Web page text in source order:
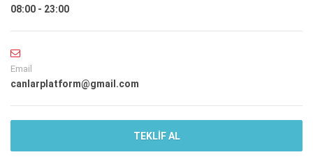
08:00 - 23:00
Email
canlarplatform@gmail.com
TEKLİF AL